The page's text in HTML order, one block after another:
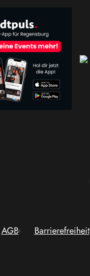
AGB Barrierefreiheit